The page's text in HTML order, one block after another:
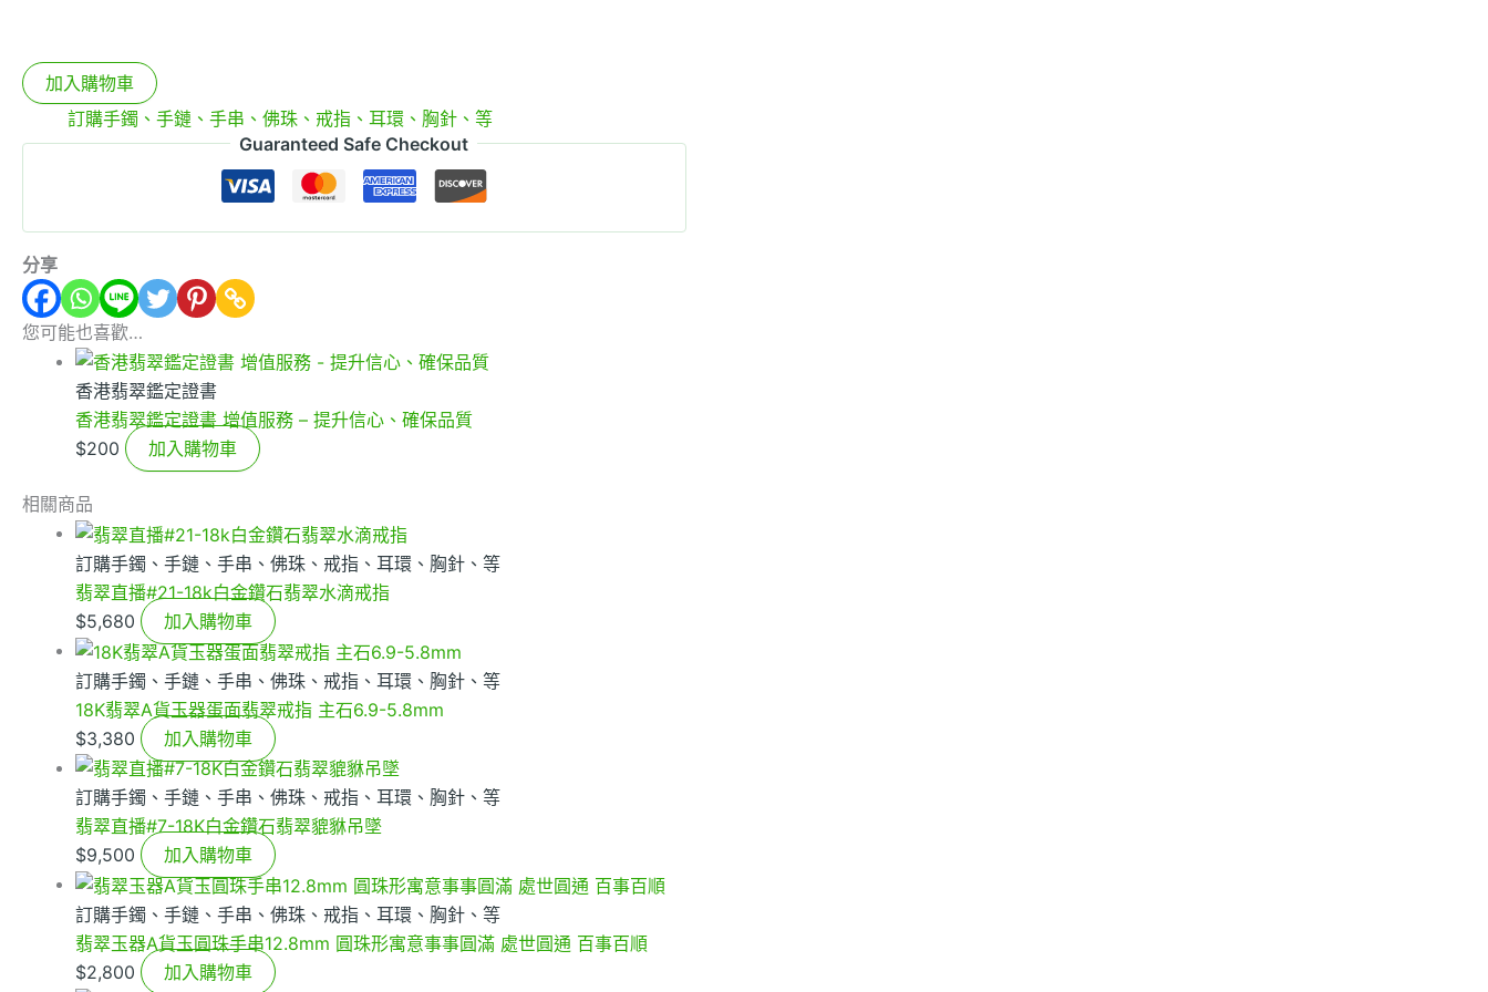
加入購物車
訂購手鐲、手鏈、手串、佛珠、戒指、耳環、胸針、等
Guaranteed Safe Checkout
分享
您可能也喜歡…
香港翡翠鑑定證書
香港翡翠鑑定證書 增值服務 – 提升信心、確保品質
$200 加入購物車
相關商品
訂購手鐲、手鏈、手串、佛珠、戒指、耳環、胸針、等
翡翠直播#21-18k白金鑽石翡翠水滴戒指
$5,680 加入購物車
訂購手鐲、手鏈、手串、佛珠、戒指、耳環、胸針、等
18K翡翠A貨玉器蛋面翡翠戒指 主石6.9-5.8mm
$3,380 加入購物車
訂購手鐲、手鏈、手串、佛珠、戒指、耳環、胸針、等
翡翠直播#7-18K白金鑽石翡翠貔貅吊墜
$9,500 加入購物車
訂購手鐲、手鏈、手串、佛珠、戒指、耳環、胸針、等
翡翠玉器A貨玉圓珠手串12.8mm 圓珠形寓意事事圓滿 處世圓通 百事百順
$2,800 加入購物車